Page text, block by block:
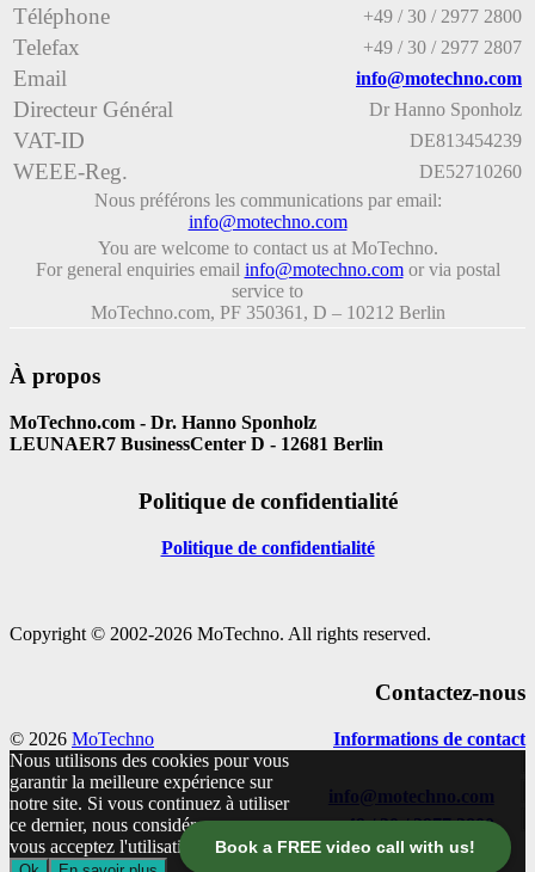
Book a FREE video call with us!
Téléphone +49 / 30 / 2977 2800
Telefax +49 / 30 / 2977 2807
Email info@motechno.com
Directeur Général Dr Hanno Sponholz
VAT-ID DE813454239
WEEE-Reg.
DE52710260
Nous préférons les communications par email:
info@motechno.com
You are welcome to contact us at MoTechno.
For general enquiries email info@motechno.comor via postal
service to
MoTechno.com, PF 350361, D – 10212 Berlin
À propos
MoTechno.com - Dr. Hanno Sponholz
LEUNAER7 BusinessCenter D - 12681 Berlin
Politique de confidentialité
Politique de confidentialité
Copyright © 2002-2026 MoTechno. All rights reserved.
Contactez-nous
Informations de contact
info@motechno.com
+49 / 30 / 2977 2800
© 2026 MoTechno
Nous utilisons des cookies pour vous
garantir la meilleure expérience sur
notre site. Si vous continuez à utiliser
ce dernier, nous considérerons que
vous acceptez l'utilisation des cookies.